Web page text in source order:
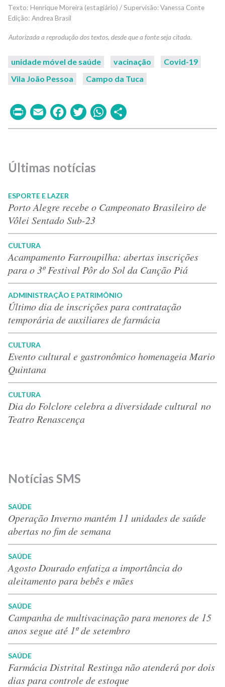
Henrique Moreira (estagiário) / Supervisão: Vanessa Conte
Andrea Brasil
unidade móvel de saúde vacinação
Covid-19
Vila João Pessoa
Campo da Tuca
PrintEmailFacebook
TwitterWhatsApp
Últimas notícias
ESPORTE E LAZER
Porto Alegre recebe o Campeonato Brasileiro de
Vôlei Sentado Sub-23
CULTURA
Acampamento Farroupilha: abertas inscrições
para o 3º Festival Pôr do Sol da Canção Piá
ADMINISTRAÇÃO E PATRIMÔNIO
Último dia de inscrições para contratação
temporária de auxiliares de farmácia
CULTURA
Evento cultural e gastronômico homenageia Mario
Quintana
CULTURA
Dia do Folclore celebra a diversidade cultural no
Teatro Renascença
Notícias SMS
SAÚDE
Operação Inverno mantém 11 unidades de saúde
abertas no fim de semana
SAÚDE
Agosto Dourado enfatiza a importância do
aleitamento para bebês e mães
SAÚDE
Campanha de multivacinação para menores de 15
anos segue até 1º de setembro
SAÚDE
Farmácia Distrital Restinga não atenderá por dois
dias para controle de estoque